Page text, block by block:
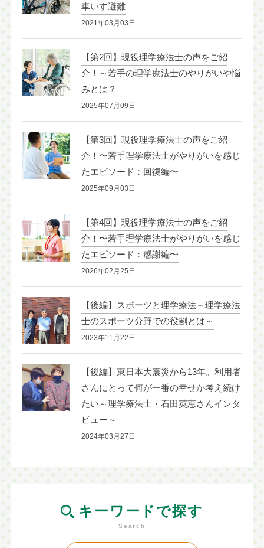
車いす避難
2021年03月03日
【第2回】現役理学療法士の声をご紹
介！～若手の理学療法士のやりがいや悩
みとは？
2025年07月09日
【第3回】現役理学療法士の声をご紹
介！〜若手理学療法士がやりがいを感じ
たエピソード：回復編〜
2025年09月03日
【第4回】現役理学療法士の声をご紹
介！〜若手理学療法士がやりがいを感じ
たエピソード：感謝編〜
2026年02月25日
【後編】スポーツと理学療法～理学療法
士のスポーツ分野での役割とは～
2023年11月22日
【後編】東日本大震災から13年。利用者
さんにとって何が一番の幸せか考え続け
たい～理学療法士・石田英恵さんインタ
ビュー～
2024年03月27日
キーワードで探す